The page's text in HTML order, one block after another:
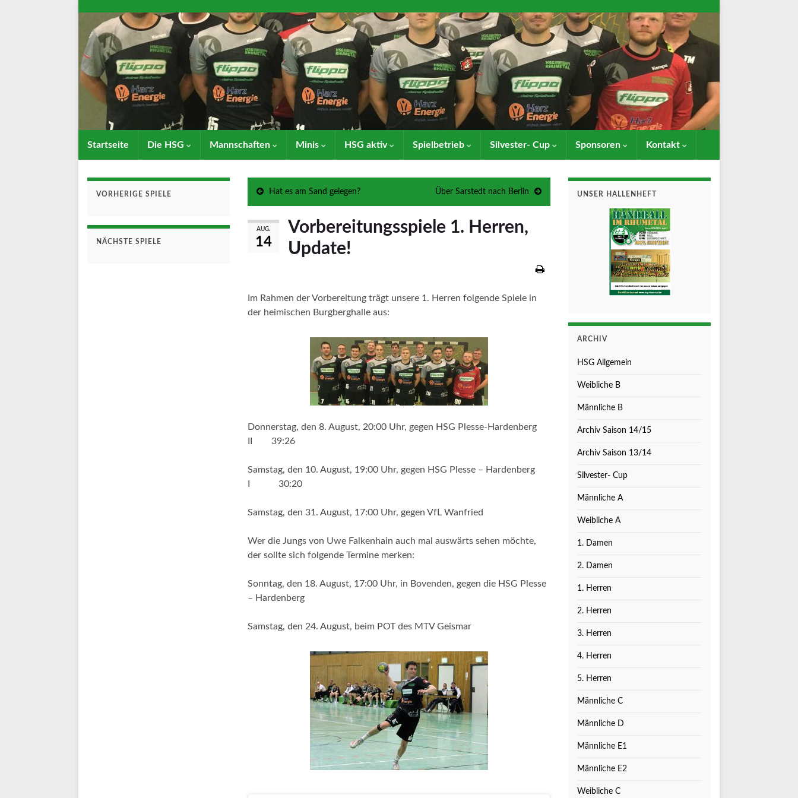
Startseite Die HSG Mannschaften Minis HSG aktiv Spielbetrieb Silvester- Cup Sponsoren Kontakt
Hat es am Sand gelegen? Über Sarstedt nach Berlin
AUG.
14
Vorbereitungsspiele 1. Herren,
Update!
Im Rahmen der Vorbereitung trägt unsere 1. Herren folgende Spiele in
der heimischen Burgberghalle aus:
Donnerstag, den 8. August, 20:00 Uhr, gegen HSG Plesse-Hardenberg
II 39:26
Samstag, den 10. August, 19:00 Uhr, gegen HSG Plesse – Hardenberg
I 30:20
Samstag, den 31. August, 17:00 Uhr, gegen VfL Wanfried
Wer die Jungs von Uwe Falkenhain auch mal auswärts sehen möchte,
der sollte sich folgende Termine merken:
Sonntag, den 18. August, 17:00 Uhr, in Bovenden, gegen die HSG Plesse
– Hardenberg
Samstag, den 24. August, beim POT des MTV Geismar
VORHERIGE SPIELE
NÄCHSTE SPIELE
UNSER HALLENHEFT
ARCHIV
HSG Allgemein
Weibliche B
Männliche B
Archiv Saison 14/15
Archiv Saison 13/14
Silvester- Cup
Männliche A
Weibliche A
1. Damen
2. Damen
1. Herren
2. Herren
3. Herren
4. Herren
5. Herren
Männliche C
Männliche D
Männliche E1
Männliche E2
Weibliche C